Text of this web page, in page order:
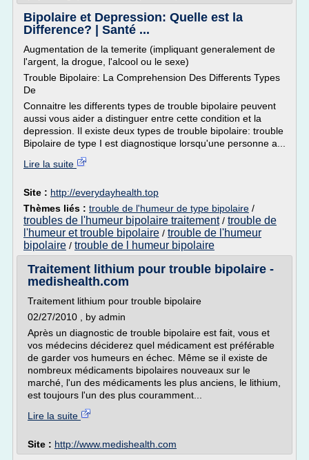
Bipolaire et Depression: Quelle est la
Difference? | Santé ...
Augmentation de la temerite (impliquant generalement de
l'argent, la drogue, l'alcool ou le sexe)
Trouble Bipolaire: La Comprehension Des Differents Types
De
Connaitre les differents types de trouble bipolaire peuvent
aussi vous aider a distinguer entre cette condition et la
depression. Il existe deux types de trouble bipolaire: trouble
Bipolaire de type I est diagnostique lorsqu'une personne a...
Lire la suite
Site : http://everydayhealth.top
Thèmes liés : trouble de l'humeur de type bipolaire /
troubles de l'humeur bipolaire traitement/ trouble de
l'humeur et trouble bipolaire / trouble de l'humeur
bipolaire / trouble de l humeur bipolaire
Traitement lithium pour trouble bipolaire -
medishealth.com
Traitement lithium pour trouble bipolaire
02/27/2010 , by admin
Après un diagnostic de trouble bipolaire est fait, vous et
vos médecins déciderez quel médicament est préférable
de garder vos humeurs en échec. Même se il existe de
nombreux médicaments bipolaires nouveaux sur le
marché, l'un des médicaments les plus anciens, le lithium,
est toujours l'un des plus couramment...
Lire la suite
Site : http://www.medishealth.com